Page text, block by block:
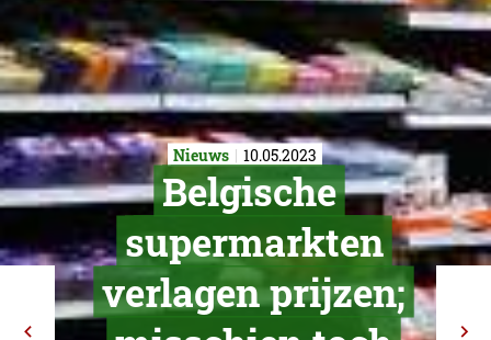
Nieuws 10.05.2023